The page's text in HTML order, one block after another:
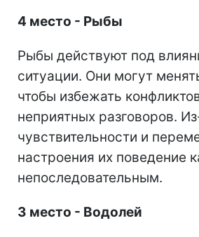
4 место - Рыбы
Рыбы действуют под
ситуации. Они могут
чтобы избежать
неприятных разговоров.
чувствительности и
настроения их поведение
непоследовательным.
3 место - Водолей